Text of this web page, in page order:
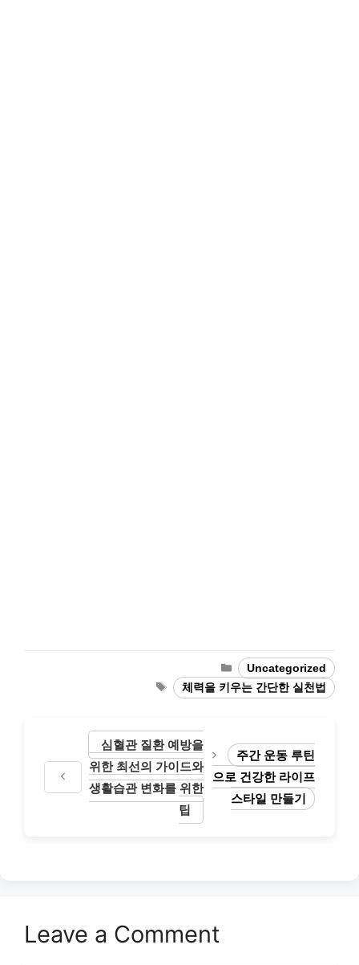
Categories
Uncategorized
Tags
체력을 키우는 간단한 실천법
심혈관 질환 예방을
위한 최선의 가이드와
생활습관 변화를 위한
팁
주간 운동 루틴
으로 건강한 라이프
스타일 만들기
Leave a Comment